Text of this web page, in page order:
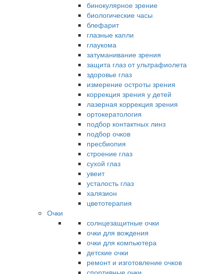
бинокулярное зрение
биологические часы
блефарит
глазные капли
глаукома
затуманивание зрения
защита глаз от ультрафиолета
здоровье глаз
измерение остроты зрения
коррекция зрения у детей
лазерная коррекция зрения
ортокератология
подбор контактных линз
подбор очков
пресбиопия
строение глаз
сухой глаз
увеит
усталость глаз
халязион
цветотерапия
Очки
солнцезащитные очки
очки для вождения
очки для компьютера
детские очки
ремонт и изготовление очков